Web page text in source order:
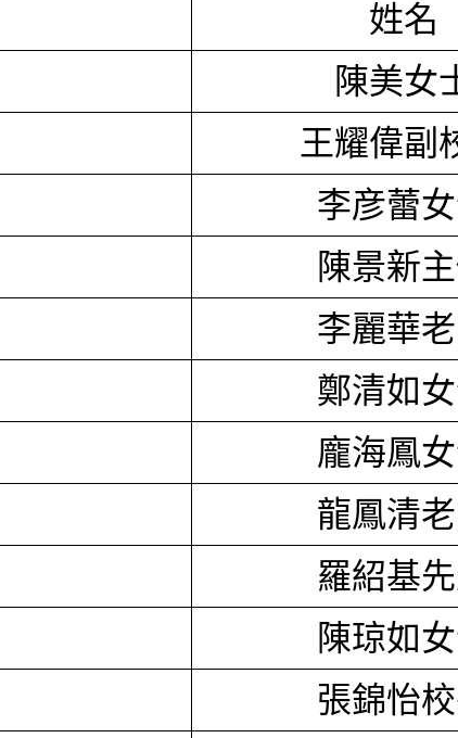
姓名
陳美女
王耀偉副
李彦蕾
陳景新
李麗華
鄭清如
龐海鳳
龍鳳清
羅紹基
陳琼如
張錦怡